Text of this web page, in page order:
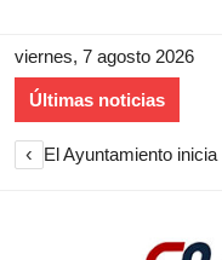
viernes, 7 agosto 2026
Últimas noticias
‹